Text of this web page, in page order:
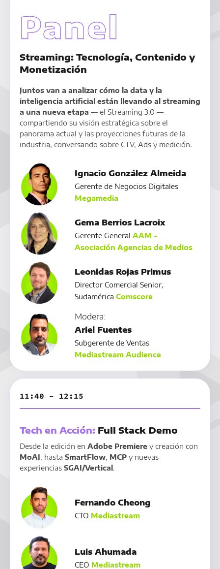
Streaming: Tecnología, Contenido y
Monetización
Juntos van a analizar cómo la data y la
inteligencia artificial están llevando al streaming
a una nueva etapa — el Streaming 3.0 —
compartiendo su visión estratégica sobre el
panorama actual y las proyecciones futuras de la
industria, conversando sobre CTV, Ads y medición.
Ignacio González Almeida
Gerente de Negocios Digitales
Megamedia
Gema Berrios Lacroix
Gerente GeneralAAM -
Asociación Agencias de Medios
Leonidas Rojas Primus
Director Comercial Senior,
SudaméricaComscore
Modera:
Ariel Fuentes
Subgerente de Ventas
Mediastream Audience
11:40 – 12:15
Tech en Acción: Full Stack Demo
Desde la edición en Adobe Premiere y creación con
MoAI, hasta SmartFlow, MCP y nuevas
experiencias SGAI/Vertical .
Fernando Cheong
CTO Mediastream
Luis Ahumada
CEO Mediastream